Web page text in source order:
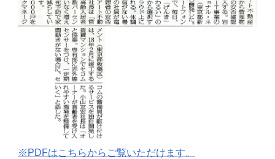
※PDFはこちらからご覧いただけます。